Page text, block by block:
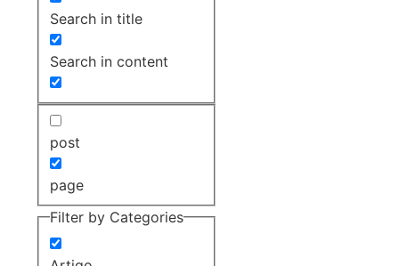
Search in title
Search in content
post
page
Filter by Categories